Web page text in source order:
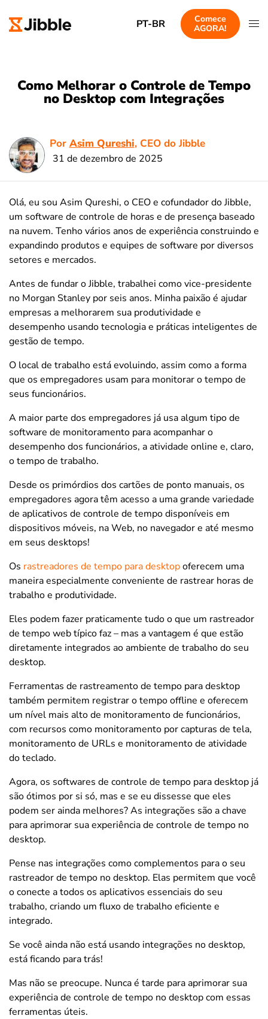
PT-BR
Comece
AGORA!
Como Melhorar o Controle de Tempo
no Desktop com Integrações
Por Asim Qureshi, CEO do Jibble
31 de dezembro de 2025
Olá, eu sou Asim Qureshi, o CEO e cofundador do Jibble,
um software de controle de horas e de presença baseado
na nuvem. Tenho vários anos de experiência construindo e
expandindo produtos e equipes de software por diversos
setores e mercados.
Antes de fundar o Jibble, trabalhei como vice-presidente
no Morgan Stanley por seis anos. Minha paixão é ajudar
empresas a melhorarem sua produtividade e
desempenho usando tecnologia e práticas inteligentes de
gestão de tempo.
O local de trabalho está evoluindo, assim como a forma
que os empregadores usam para monitorar o tempo de
seus funcionários.
A maior parte dos empregadores já usa algum tipo de
software de monitoramento para acompanhar o
desempenho dos funcionários, a atividade online e, claro,
o tempo de trabalho.
Desde os primórdios dos cartões de ponto manuais, os
empregadores agora têm acesso a uma grande variedade
de aplicativos de controle de tempo disponíveis em
dispositivos móveis, na Web, no navegador e até mesmo
em seus desktops!
Os rastreadores de tempo para desktopoferecem uma
maneira especialmente conveniente de rastrear horas de
trabalho e produtividade.
Eles podem fazer praticamente tudo o que um rastreador
de tempo web típico faz – mas a vantagem é que estão
diretamente integrados ao ambiente de trabalho do seu
desktop.
Ferramentas de rastreamento de tempo para desktop
também permitem registrar o tempo offline e oferecem
um nível mais alto de monitoramento de funcionários,
com recursos como monitoramento por capturas de tela,
monitoramento de URLs e monitoramento de atividade
do teclado.
Agora, os softwares de controle de tempo para desktop já
são ótimos por si só, mas e se eu dissesse que eles
podem ser ainda melhores? As integrações são a chave
para aprimorar sua experiência de controle de tempo no
desktop.
Pense nas integrações como complementos para o seu
rastreador de tempo no desktop. Elas permitem que você
o conecte a todos os aplicativos essenciais do seu
trabalho, criando um fluxo de trabalho eficiente e
integrado.
Se você ainda não está usando integrações no desktop,
está ficando para trás!
Mas não se preocupe. Nunca é tarde para aprimorar sua
experiência de controle de tempo no desktop com essas
ferramentas úteis.